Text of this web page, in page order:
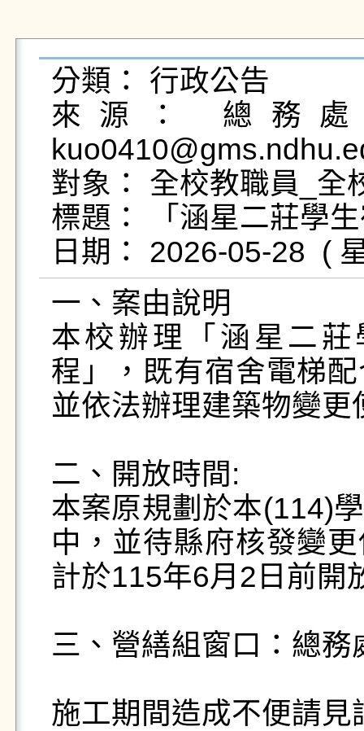
分類： 行政公告
來源： 總務
對象： 全校教職員_全
標題： 「涵星二莊學
一、案由說明
本校辦理「涵星二
程」，既有宿舍電梯
並依法辦理建築物變
二、開放時間:
本案原規劃於本(114)
中，並待縣府核發變
計於115年6月2日前開
三、營繕組窗口：總
施工期間造成不便請見